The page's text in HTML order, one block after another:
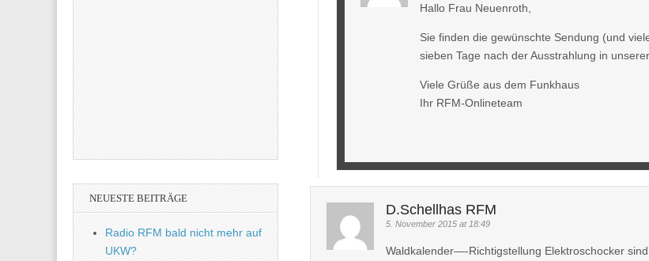
Hallo Frau Neuenroth,
Sie finden die gewünschte Sendung (und
sieben Tage nach der Ausstrahlung in unserer
Viele Grüße aus dem Funkhaus
Ihr RFM-Onlineteam
D.Schellhas RFM
5. November 2015 at 18:49
Waldkalender—-Richtigstellung Elektroschocker
NEUESTE BEITRÄGE
Radio RFM bald nicht mehr auf
UKW?